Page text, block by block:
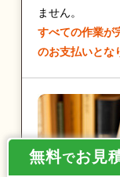
ません。
すべての作業が
のお支払いとな
無料でお見